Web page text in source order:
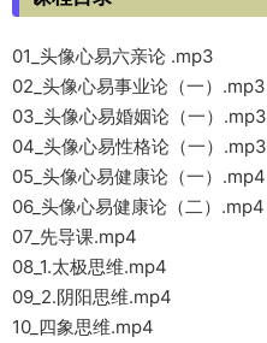
01_头像心易六亲论 .mp3
02_头像心易事业论（一）.mp3
03_头像心易婚姻论（一）.mp3
04_头像心易性格论（一）.mp3
05_头像心易健康论（一）.mp4
06_头像心易健康论（二）.mp4
07_先导课.mp4
08_1.太极思维.mp4
09_2.阴阳思维.mp4
10_四象思维.mp4